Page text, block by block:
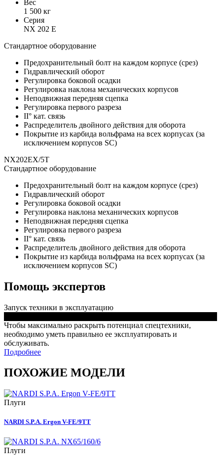
Вес
1 500 кг
Серия
NX 202 E
Стандартное оборудование
Предохранительный болт на каждом корпусе (срез)
Гидравлический оборот
Регулировка боковой осадки
Регулировка наклона механических корпусов
Неподвижная передняя сцепка
Регулировка первого разреза
II° кат. связь
Распределитель двойного действия для оборота
Покрытие из карбида вольфрама на всех корпусах (за
исключением корпусов SC)
NX202EX/5T
Стандартное оборудование
Предохранительный болт на каждом корпусе (срез)
Гидравлический оборот
Регулировка боковой осадки
Регулировка наклона механических корпусов
Неподвижная передняя сцепка
Регулировка первого разреза
II° кат. связь
Распределитель двойного действия для оборота
Покрытие из карбида вольфрама на всех корпусах (за
исключением корпусов SC)
Помощь экспертов
Запуск техники в эксплуатацию
Чтобы максимально раскрыть потенциал спецтехники,
необходимо уметь правильно ее эксплуатировать и
обслуживать.
Подробнее
ПОХОЖИЕ МОДЕЛИ
Плуги
NARDI S.P.A. Ergon V-FE/9TT
Плуги